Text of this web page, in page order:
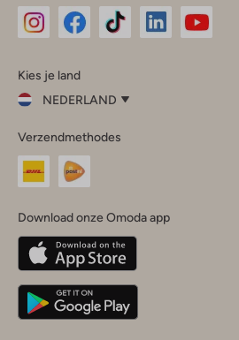
InstagramFacebook
Kies je land
NEDERLAND
je
land
Nederland
Belgique(Français)
Deutschland
Verzendmethodes
Download onze Omoda app